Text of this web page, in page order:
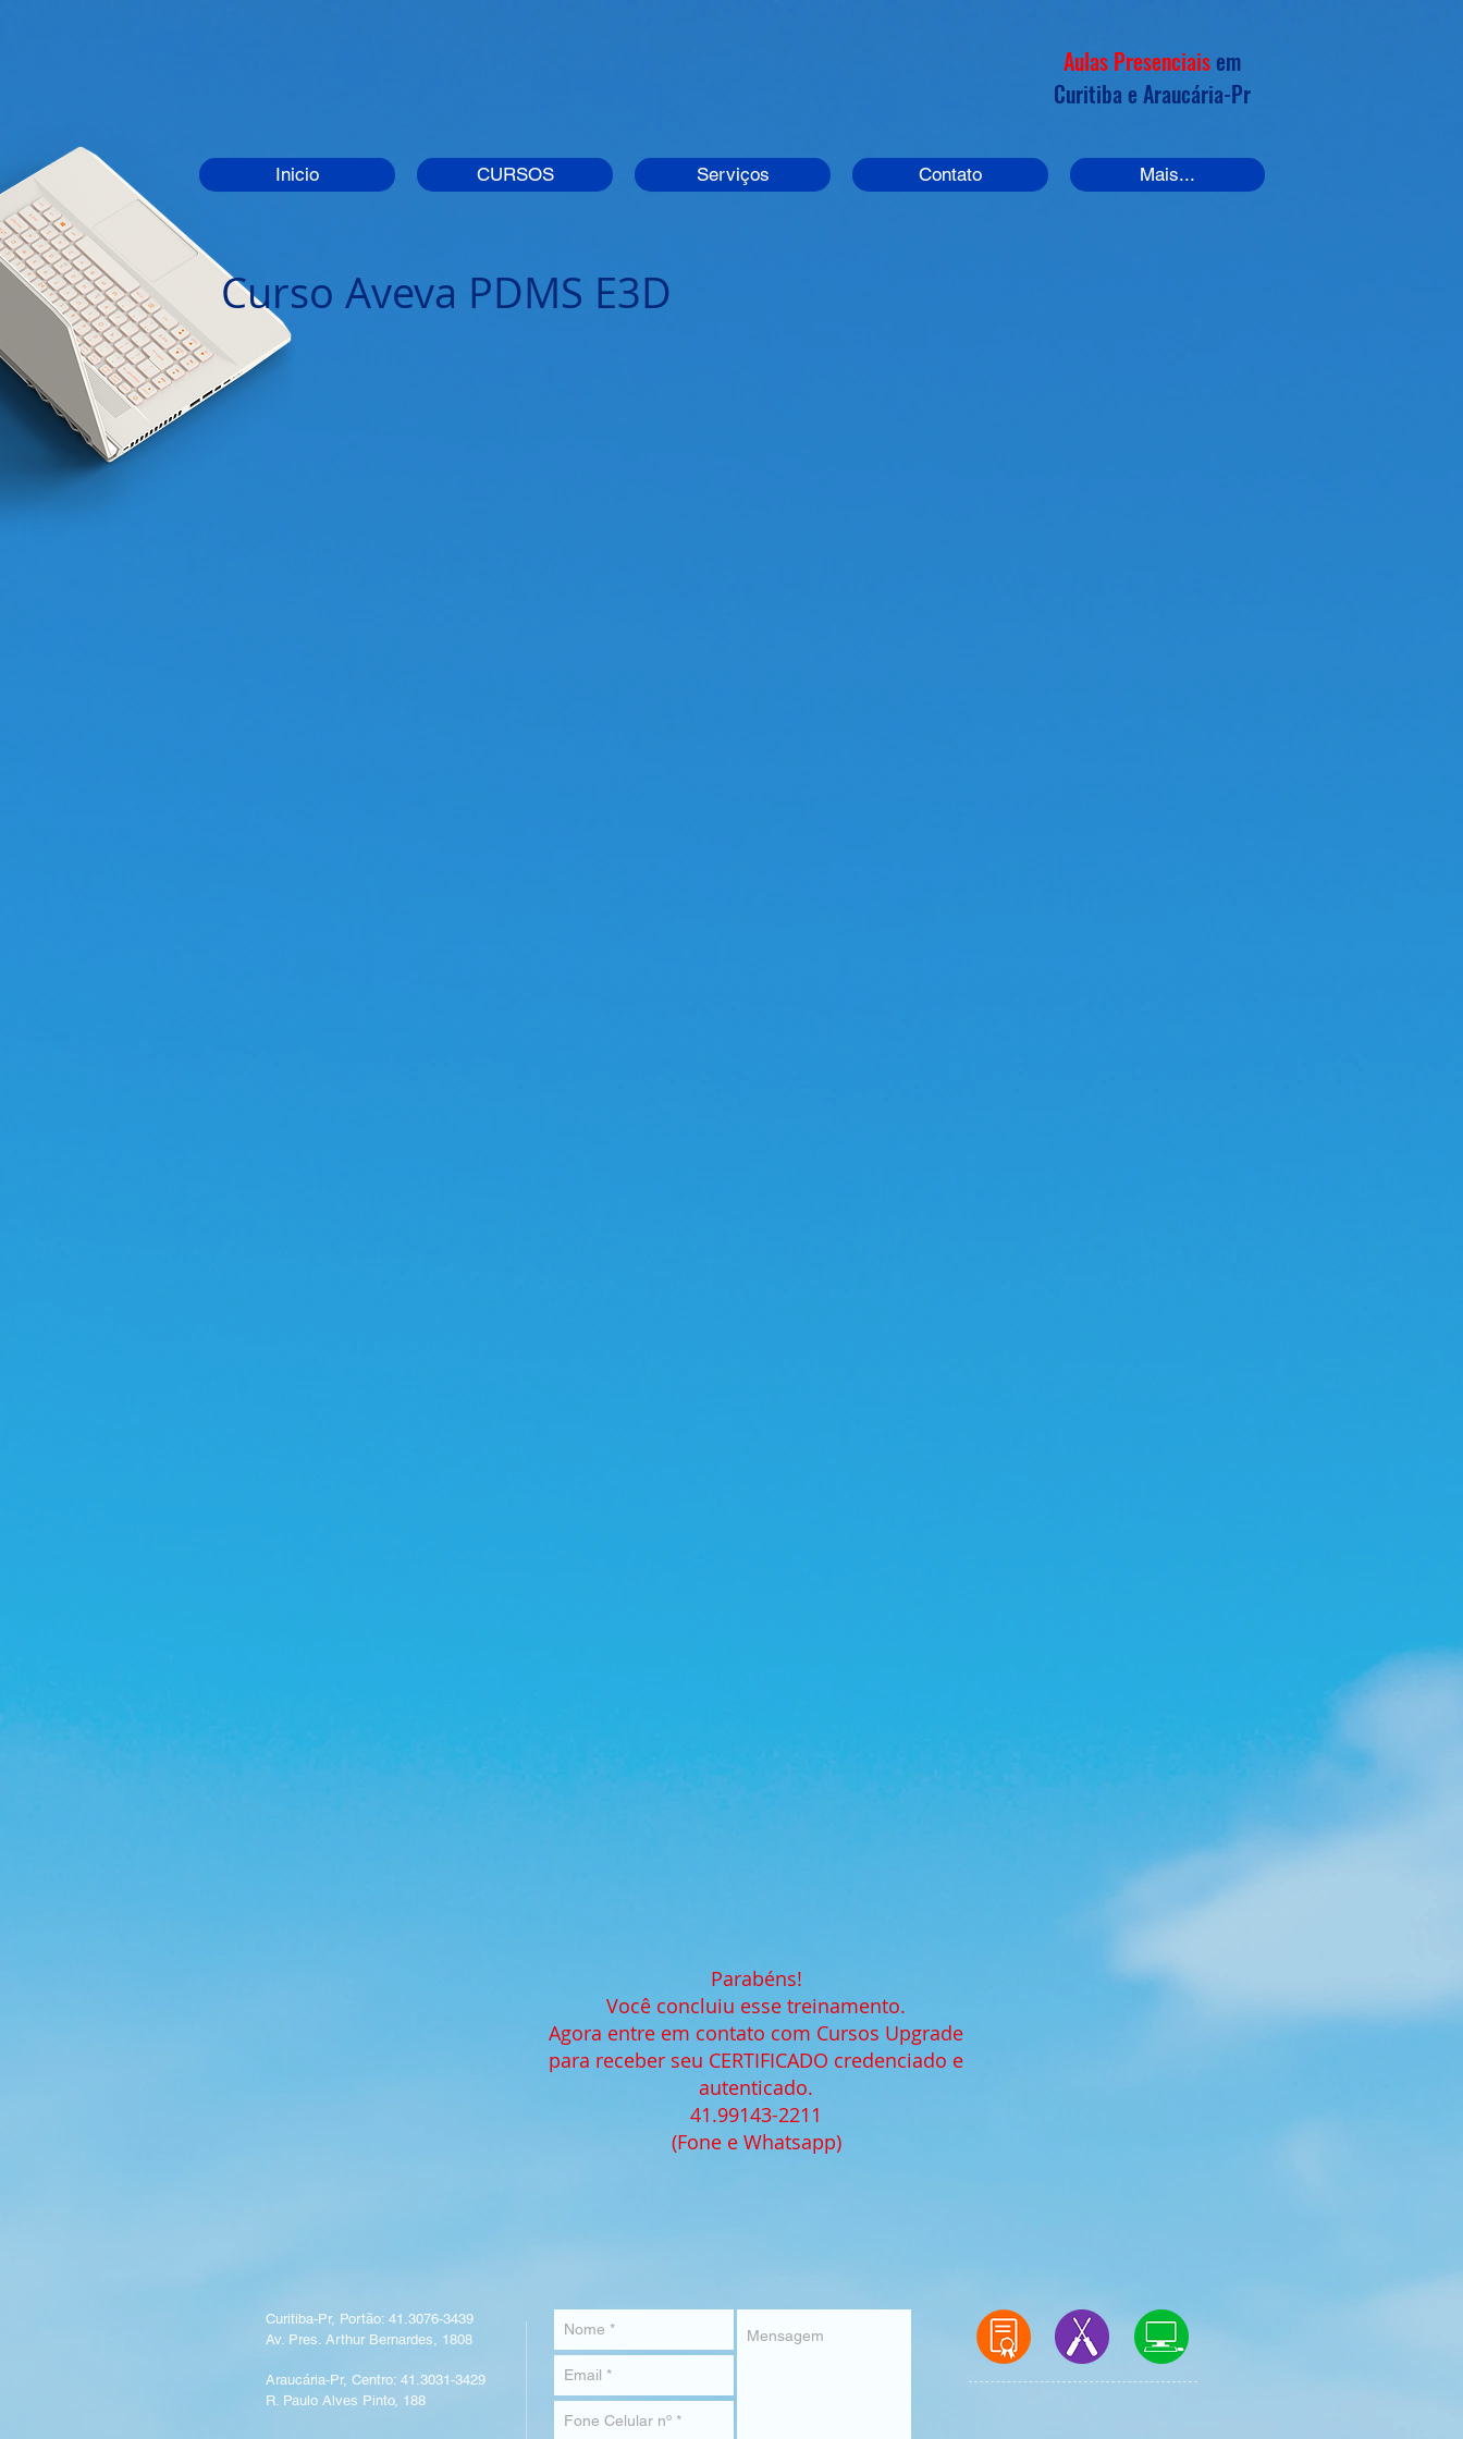
Aulas Presenciais em
Curitiba e Araucária-Pr
Inicio CURSOS Serviços Contato Mais...
Curso Aveva PDMS E3D
Parabéns!
Você concluiu esse treinamento.
Agora entre em contato com Cursos Upgrade
para receber seu CERTIFICADO credenciado e
autenticado.
41.99143-2211
(Fone e Whatsapp)
Curitiba-Pr, Portão: 41.3076-3439
Av. Pres. Arthur Bernardes, 1808
Araucária-Pr, Centro: 41.3031-3429
R. Paulo Alves Pinto, 188